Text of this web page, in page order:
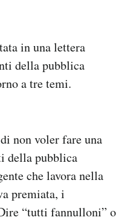
in una lettera
della pubblica
a tre temi.
non voler fare una
della pubblica
che lavora nella
premiata, i
“tutti fannulloni” o